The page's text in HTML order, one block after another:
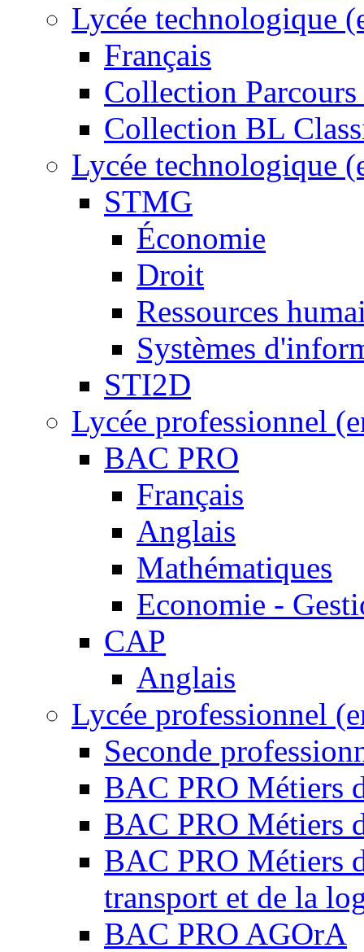
Lycée technologique
Français
Collection
Collection BL
Lycée technologique
STMG
Économie
Droit
Ressources
Systèmes
STI2D
Lycée professionnel
BAC PRO
Français
Anglais
Mathématiques
Economie -
CAP
Anglais
Lycée professionnel
Seconde
BAC PRO Métiers
BAC PRO Métiers
BAC PRO Métiers
transport et de la
BAC PRO AGOrA